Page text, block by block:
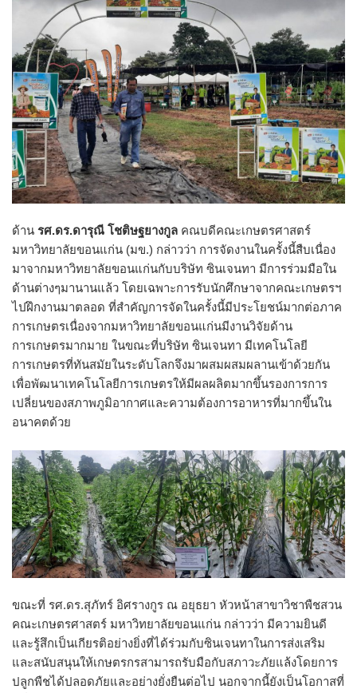
ด้าน รศ.ดร.ดารุณี โชติษฐยางกูล คณบดีคณะเกษตรศาสตร์
มหาวิทยาลัยขอนแก่น (มข.) กล่าวว่า การจัดงานในครั้งนี้สืบเนื่อง
มาจากมหาวิทยาลัยขอนแก่นกับบริษัท ซินเจนทา มีการร่วมมือใน
ด้านต่างๆมานานแล้ว โดยเฉพาะการรับนักศึกษาจากคณะเกษตรฯ
ไปฝึกงานมาตลอด ที่สำคัญการจัดในครั้งนี้มีประโยชน์มากต่อภาค
การเกษตรเนื่องจากมหาวิทยาลัยขอนแก่นมีงานวิจัยด้าน
การเกษตรมากมาย ในขณะที่บริษัท ซินเจนทา มีเทคโนโลยี
การเกษตรที่ทันสมัยในระดับโลกจึงมาผสมผสมผลานเข้าด้วยกัน
เพื่อพัฒนาเทคโนโลยีการเกษตรให้มีผลผลิตมากขึ้นรองการการ
เปลี่ยนของสภาพภูมิอากาศและความต้องการอาหารที่มากขึ้นใน
อนาคตด้วย
ขณะที่ รศ.ดร.สุภัทร์ อิศรางกูร ณ อยุธยา หัวหน้าสาขาวิชาพืชสวน
คณะเกษตรศาสตร์ มหาวิทยาลัยขอนแก่น กล่าวว่า มีความยินดี
และรู้สึกเป็นเกียรติอย่างยิ่งที่ได้ร่วมกับซินเจนทาในการส่งเสริม
และสนับสนุนให้เกษตรกรสามารถรับมือกับสภาวะภัยแล้งโดยการ
ปลูกพืชได้ปลอดภัยและอย่างยั่งยืนต่อไป นอกจากนี้ยังเป็นโอกาสที่